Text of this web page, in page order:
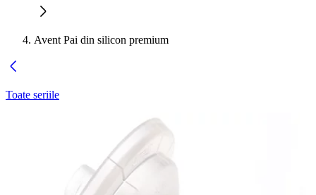
Avent Pai din silicon premium
Toate seriile